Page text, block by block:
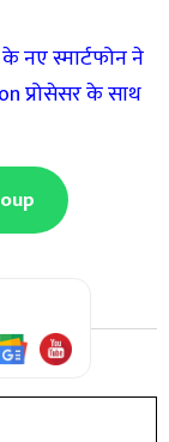
नए स्मार्टफोन ने
प्रोसेसर के साथ